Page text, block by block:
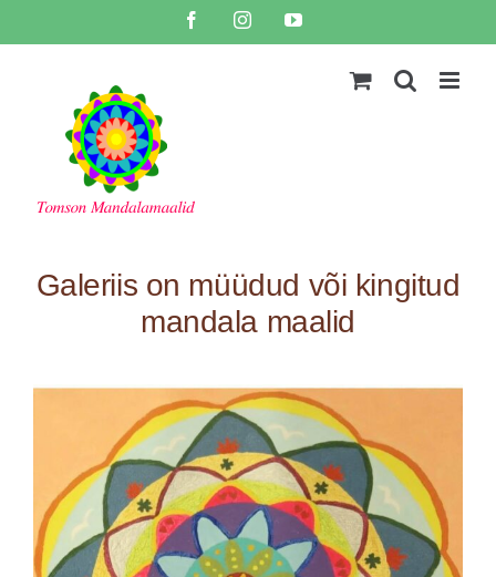
to
FacebookInstagramYouTube
Galeriis on müüdud või kingitud
mandala maalid